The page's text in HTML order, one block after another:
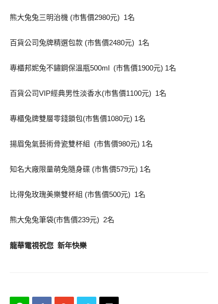
熊大兔兔三明治機 (市售價2980元) 1名
百貨公司兔牌精選包款 (市售價2480元) 1名
專櫃邦妮兔不鏽鋼保溫瓶500ml (市售價1900元) 1名
百貨公司VIP經典男性淡香水(市售價1100元) 1名
專櫃兔牌雙層零錢鎖包(市售價1080元) 1名
揚眉兔氣藝術骨瓷雙杯組 (市售價980元) 1名
知名大廠限量萌兔隨身碟 (市售價579元) 1名
比得兔玫瑰美樂雙杯組 (市售價500元) 1名
熊大兔兔筆袋(市售價239元) 2名
龍華電視祝您 新年快樂